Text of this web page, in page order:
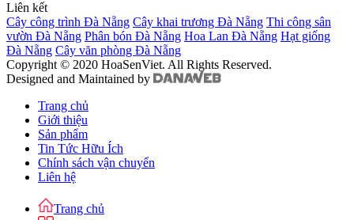
Liên kết
Cây công trình Đà Nẵng Cây khai trương Đà Nẵng Thi công sân
vườn Đà Nẵng Phân bón Đà Nẵng Hoa Lan Đà Nẵng Hạt giống
Đà Nẵng Cây văn phòng Đà Nẵng
Copyright © 2020 HoaSenViet. All Rights Reserved.
Designed and Maintained by
Trang chủ
Giới thiệu
Sản phẩm
Tin Tức Hữu Ích
Chính sách vận chuyển
Liên hệ
Trang chủ